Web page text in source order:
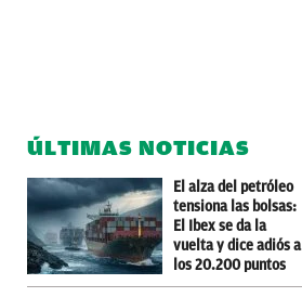
ÚLTIMAS NOTICIAS
El alza del petróleo
tensiona las bolsas:
El Ibex se da la
vuelta y dice adiós a
los 20.200 puntos